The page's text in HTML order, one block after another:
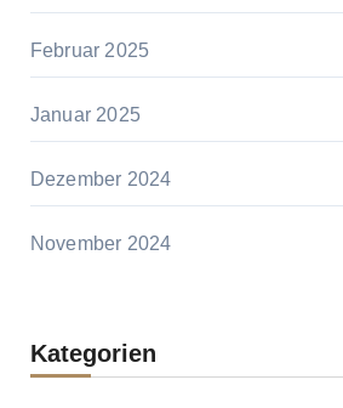
Februar 2025
Januar 2025
Dezember 2024
November 2024
Kategorien